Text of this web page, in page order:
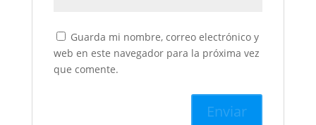
Guarda mi nombre, correo electrónico y
web en este navegador para la próxima vez
que comente.